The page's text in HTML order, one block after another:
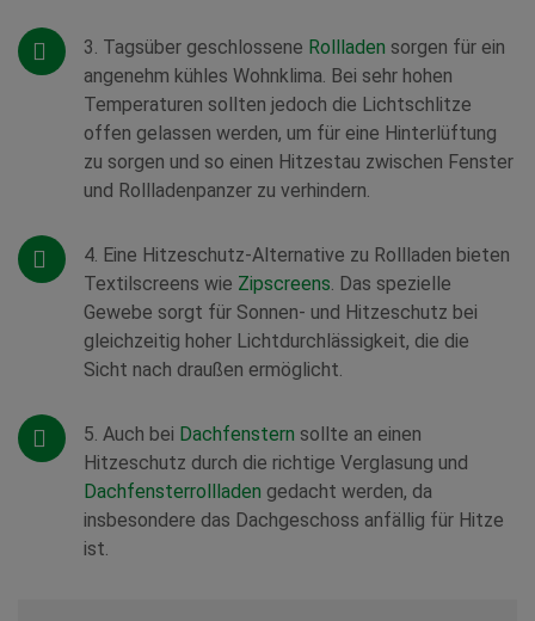
3. Tagsüber geschlossene Rollladen sorgen für ein
angenehm kühles Wohnklima. Bei sehr hohen
Temperaturen sollten jedoch die Lichtschlitze
offen gelassen werden, um für eine Hinterlüftung
zu sorgen und so einen Hitzestau zwischen Fenster
und Rollladenpanzer zu verhindern.
4. Eine Hitzeschutz-Alternative zu Rollladen bieten
Textilscreens wie Zipscreens. Das spezielle
Gewebe sorgt für Sonnen- und Hitzeschutz bei
gleichzeitig hoher Lichtdurchlässigkeit, die die
Sicht nach draußen ermöglicht.
5. Auch bei Dachfenstern sollte an einen
Hitzeschutz durch die richtige Verglasung und
Dachfensterrollladen gedacht werden, da
insbesondere das Dachgeschoss anfällig für Hitze
ist.